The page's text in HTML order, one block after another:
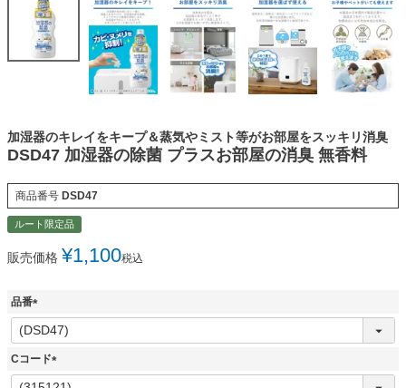
加湿器のキレイをキープ＆蒸気やミスト等がお部屋をスッキリ消臭
DSD47 加湿器の除菌 プラスお部屋の消臭 無香料
商品番号 DSD47
ルート限定品
販売価格 ¥1,100税込
品番
(
必
須
Cコード
(